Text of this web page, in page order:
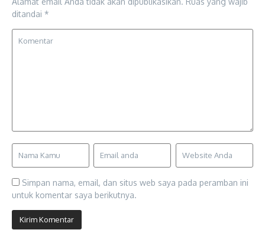
ditandai *
Simpan nama, email, dan situs web saya pada peramban ini
untuk komentar saya berikutnya.